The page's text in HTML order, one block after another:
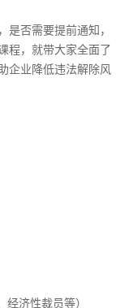
是否需要提前通知，
程，就带大家全面了
企业降低违法解除风
济性裁员等）